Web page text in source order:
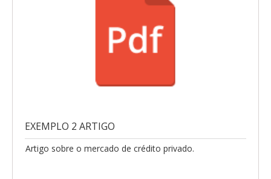
EXEMPLO 2 ARTIGO
Artigo sobre o mercado de crédito privado.